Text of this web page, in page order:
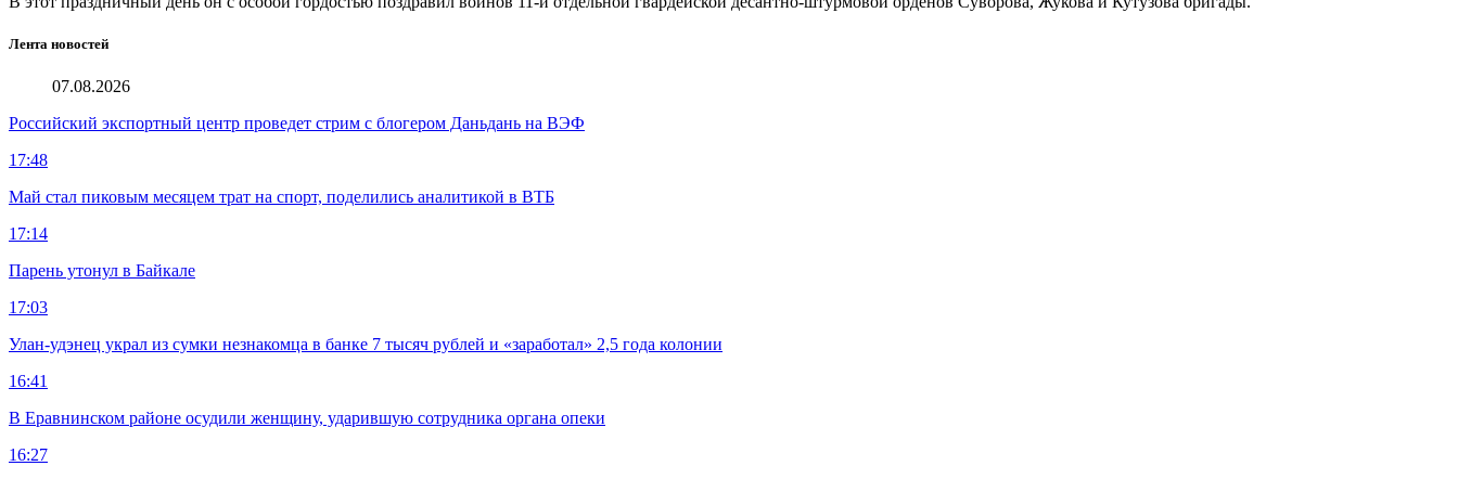
Лента новостей
07.08.2026
Российский экспортный центр проведет стрим с блогером Даньдань на ВЭФ
17:48
Май стал пиковым месяцем трат на спорт, поделились аналитикой в ВТБ
17:14
Парень утонул в Байкале
17:03
Улан-удэнец украл из сумки незнакомца в банке 7 тысяч рублей и «заработал» 2,5 года колонии
16:41
В Еравнинском районе осудили женщину, ударившую сотрудника органа опеки
16:27